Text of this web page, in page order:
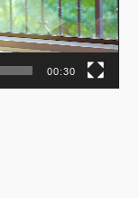
00:30